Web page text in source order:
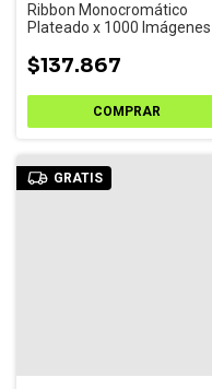
Ribbon Monocromático
Plateado x 1000 Imágenes -
$137.867
GRATIS